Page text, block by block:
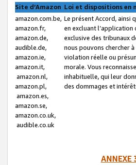
Site d’Amazon Loi et dispositions en
amazon.com.be,
amazon.fr,
amazon.de,
audible.de,
amazon.ie,
amazon.it,
amazon.nl,
amazon.pl,
amazon.es,
amazon.se,
amazon.co.uk,
audible.co.uk
Le présent Accord, ainsi
en excluant
exclusive des tribunaux
nous pouvons chercher
violation réelle ou
morale. Vous
inhabituelle, qui leur
des dommages et
ANNEXE